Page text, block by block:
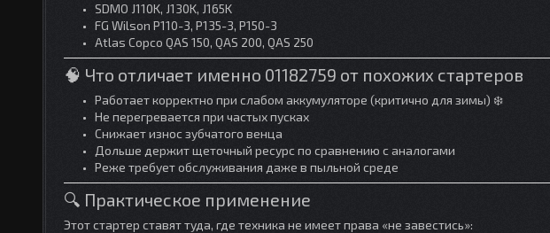
SDMO J110K, J130K, J165K
FG Wilson P110-3, P135-3, P150-3
Atlas Copco QAS 150, QAS 200, QAS 250
🧠 Что отличает именно 01182759 от похожих стартеров
Работает корректно при слабом аккумуляторе (критично для зимы) ❄️
Не перегревается при частых пусках
Снижает износ зубчатого венца
Дольше держит щеточный ресурс по сравнению с аналогами
Реже требует обслуживания даже в пыльной среде
🔍 Практическое применение
Этот стартер ставят туда, где техника не имеет права «не завестись»: